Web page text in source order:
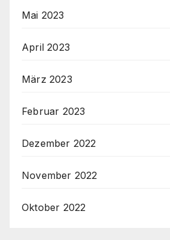
Mai 2023
April 2023
März 2023
Februar 2023
Dezember 2022
November 2022
Oktober 2022